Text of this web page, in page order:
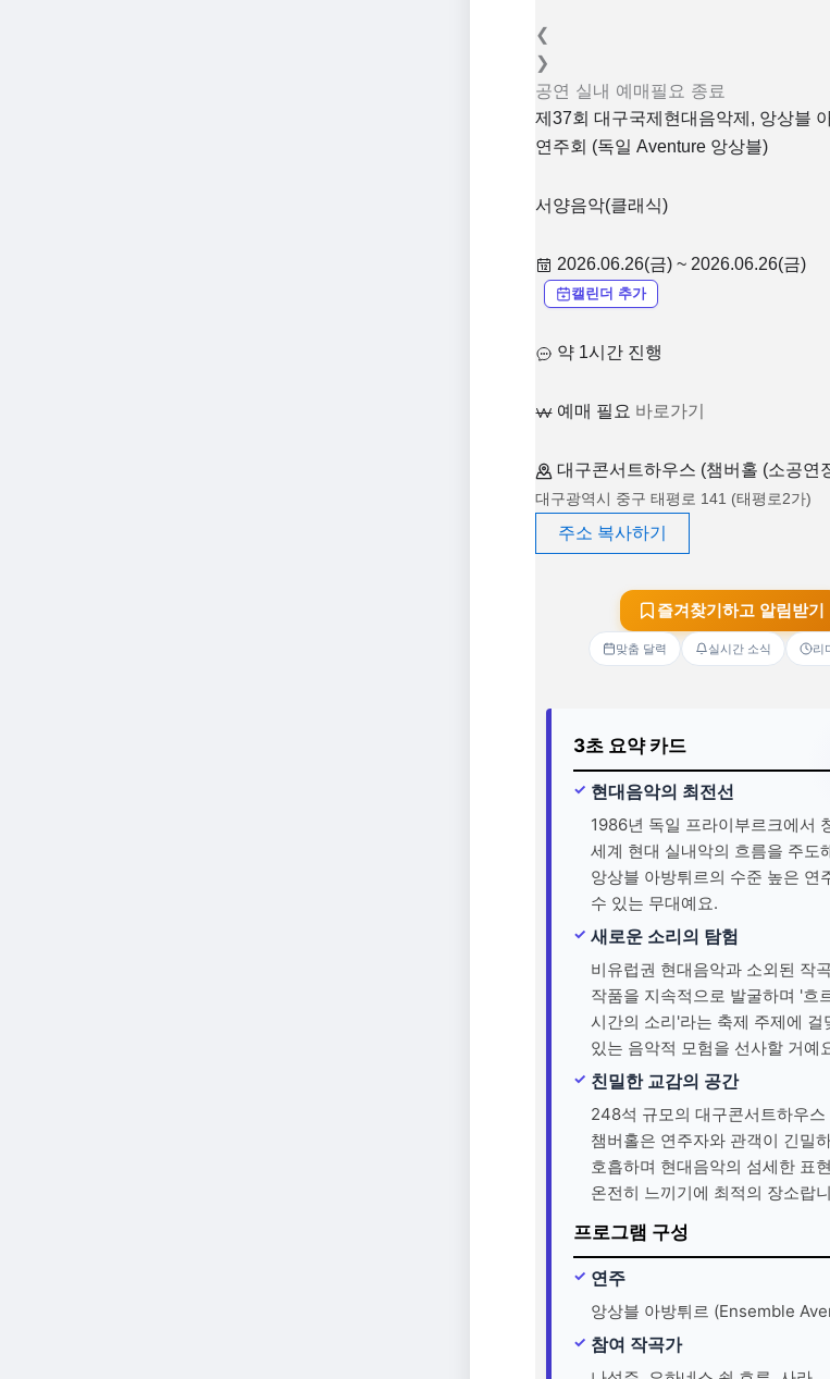
❮
❯
공연 실내 예매필요 종료
제37회 대구국제현대음악제, 앙상블
연주회 (독일 Aventure 앙상블)
서양음악(클래식)
2026.06.26(금) ~ 2026.06.26(금)
캘린더 추가
약 1시간 진행
예매 필요 바로가기
대구콘서트하우스 (챔버홀 (소공연
대구광역시 중구 태평로 141 (태평로2가)
주소 복사하기
즐겨찾기하고 알림받기
맞춤 달력 실시간 소식 리
3초 요약 카드
현대음악의 최전선
1986년 독일 프라이부르크에서
세계 현대 실내악의 흐름을 주도
앙상블 아방튀르의 수준 높은 연
수 있는 무대예요.
새로운 소리의 탐험
비유럽권 현대음악과 소외된 작
작품을 지속적으로 발굴하며 '흐
시간의 소리'라는 축제 주제에 걸
있는 음악적 모험을 선사할 거예
친밀한 교감의 공간
248석 규모의 대구콘서트하우스
챔버홀은 연주자와 관객이 긴밀
호흡하며 현대음악의 섬세한 표
온전히 느끼기에 최적의 장소랍
프로그램 구성
연주
앙상블 아방튀르 (Ensemble
참여 작곡가